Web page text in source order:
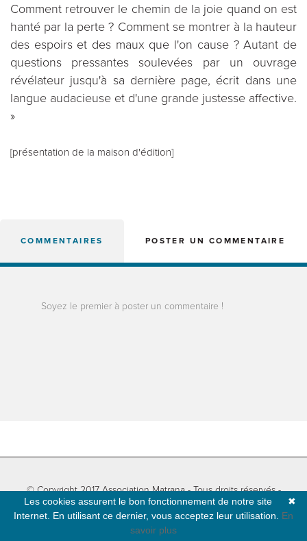
Comment retrouver le chemin de la joie quand on est
hanté par la perte ? Comment se montrer à la hauteur
des espoirs et des maux que l'on cause ? Autant de
questions pressantes soulevées par un ouvrage
révélateur jusqu'à sa dernière page, écrit dans une
langue audacieuse et d'une grande justesse affective.
»
[présentation de la maison d'édition]
COMMENTAIRES POSTER UN COMMENTAIRE
Soyez le premier à poster un commentaire !
© Copyright 2017 Association Matrana - Tous droits réservés -
Informations légales- Plan du site- Développé parNatural-net
✖
Les cookies assurent le bon fonctionnement de notre site
Internet. En utilisant ce dernier, vous acceptez leur utilisation. En
savoir plus